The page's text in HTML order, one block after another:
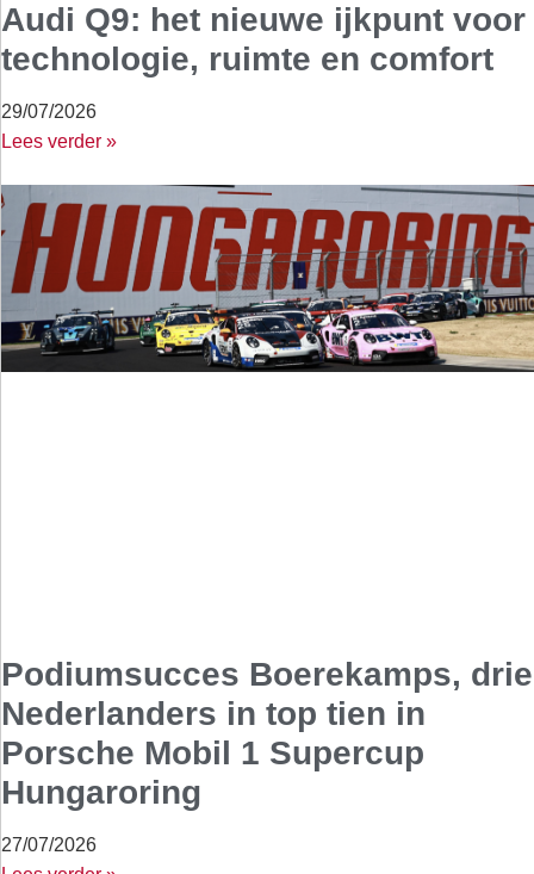
Audi Q9: het nieuwe ijkpunt voor
technologie, ruimte en comfort
29/07/2026
Lees verder »
Podiumsucces Boerekamps, drie
Nederlanders in top tien in
Porsche Mobil 1 Supercup
Hungaroring
27/07/2026